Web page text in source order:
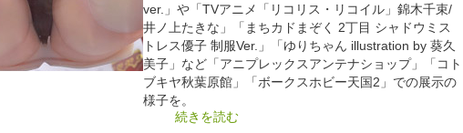
ver.」や「TVアニメ「リコリス・リコイル」錦木千束/
井ノ上たきな」「まちカドまぞく 2丁目 シャドウミス
トレス優子 制服Ver.」「ゆりちゃん illustration by 葵久
美子」など「アニプレックスアンテナショップ」「コト
ブキヤ秋葉原館」「ボークスホビー天国2」での展示の
様子を。
続きを読む